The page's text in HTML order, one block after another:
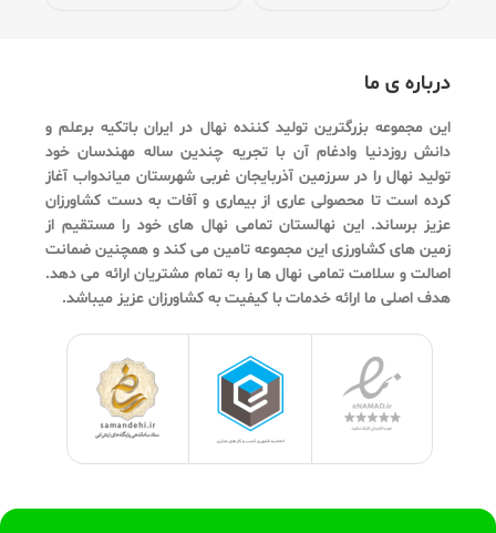
درباره ی ما
این مجموعه بزرگترین تولید کننده نهال در ایران باتکیه برعلم و
دانش روزدنیا وادغام آن با تجریه چندین ساله مهندسان خود
تولید نهال را در سرزمین آذربایجان غربی شهرستان میاندواب آغاز
کرده است تا محصولی عاری از بیماری و آفات به دست کشاورزان
عزیز برساند. این نهالستان تمامی نهال های خود را مستقیم از
زمین های کشاورزی این مجموعه تامین می کند و همچنین ضمانت
اصالت و سلامت تمامی نهال ها را به تمام مشتریان ارائه می دهد.
هدف اصلی ما ارائه خدمات با کیفیت به کشاورزان عزیز میباشد.